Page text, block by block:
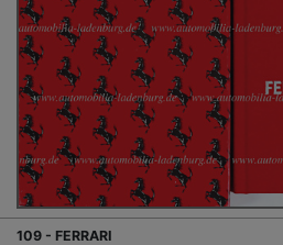
109 - FERRARI